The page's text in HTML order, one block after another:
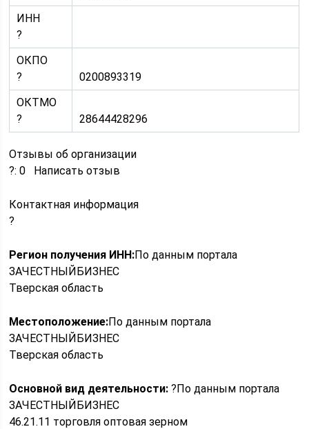
ИНН
?
ОКПО
?
0200893319
ОКТМО
?
28644428296
Отзывы об организации
?: 0 Написать отзыв
Контактная информация
?
Регион получения ИНН:По данным портала
ЗАЧЕСТНЫЙБИЗНЕС
Тверская область
Местоположение:По данным портала
ЗАЧЕСТНЫЙБИЗНЕС
Тверская область
Основной вид деятельности: ?По данным портала
ЗАЧЕСТНЫЙБИЗНЕС
46.21.11 торговля оптовая зерном